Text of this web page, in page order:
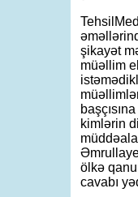
şikayət
müəllim
kimlərin
ölkə
cavabı